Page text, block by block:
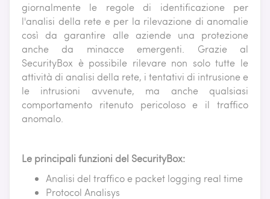
giornalmente le regole di identificazione per
l'analisi della rete e per la rilevazione di anomalie
così da garantire alle aziende una protezione
anche da minacce emergenti. Grazie al
SecurityBox è possibile rilevare non solo tutte le
attività di analisi della rete, i tentativi di intrusione e
le intrusioni avvenute, ma anche qualsiasi
comportamento ritenuto pericoloso e il traffico
anomalo.
Le principali funzioni del SecurityBox:
Analisi del traffico e packet logging real time
Protocol Analisys